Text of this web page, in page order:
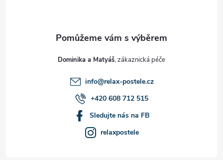
Dominika a Matyáš
info@relax-postele.cz
+420 608 712 515
Sledujte nás na FB
relaxpostele